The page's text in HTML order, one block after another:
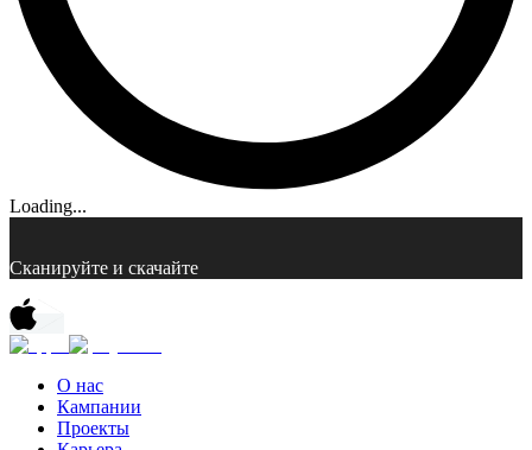
Loading...
Сканируйте и скачайте
О нас
Кампании
Проекты